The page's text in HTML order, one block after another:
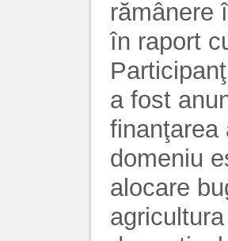
rămânere
în raport
a fost
finanţarea
domeniu
alocare